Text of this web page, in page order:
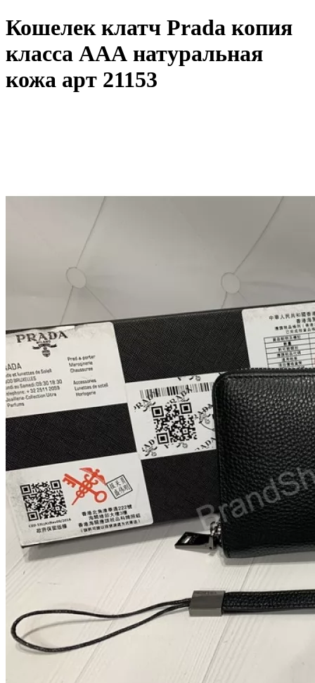
Кошелек клатч Prada копия
класса ААА натуральная
кожа арт 21153